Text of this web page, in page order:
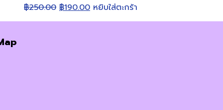
฿250.00 Original
price
฿190.00Current
price
หยิบใส่ตะกร้า